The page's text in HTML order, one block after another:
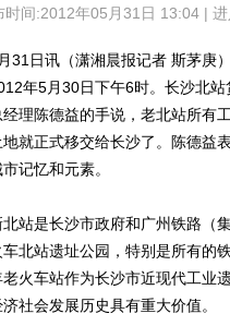
时间:2012年05月31日 13:04 |
日讯（潇湘晨报记者 斯茅庚
年5月30日下午6时。长沙北
理陈德益的手说，老北站所有
就正式移交给长沙了。陈德益
记忆和元素。
是长沙市政府和广州铁路（
北站遗址公园，特别是所有的
火车站作为长沙市近现代工业
社会发展历史具有重大价值。